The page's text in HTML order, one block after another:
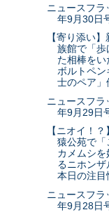
ニュースフラ
年9月30日
【寄り添い
族館で「歩
た相棒をい
ボルトペン
士のペア」
ニュースフラ
年9月29日
【ニオイ！
猿公苑で「
カメムシ
るニホン
本日の注目
ニュースフラ
年9月28日